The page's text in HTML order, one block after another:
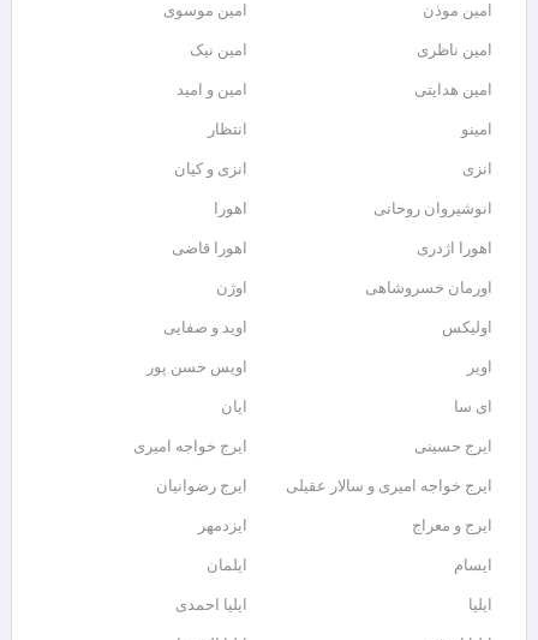
امین موذن امین موسوی
امین ناظری امین نیک
امین هدایتی امین و امید
امینو انتظار
انزی انزی و کیان
انوشیروان روحانی اهورا
اهورا اژدری اهورا قاضی
اورمان خسروشاهی اوژن
اولیکس اوید و صفایی
اویر اویس حسن پور
ای سا ایان
ایرج حسینی ایرج خواجه امیری
ایرج خواجه امیری و سالار عقیلی ایرج رضوانیان
ایرج و معراج ایزدمهر
ایسام ایلمان
ایلیا ایلیا احمدی